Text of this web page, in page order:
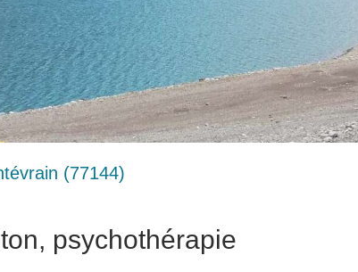
(77144)
psychothérapie